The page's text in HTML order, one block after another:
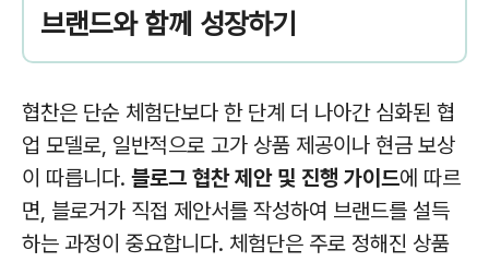
브랜드와 함께 성장하기
협찬은 단순 체험단보다 한 단계 더 나아간 심화된 협
업 모델로, 일반적으로 고가 상품 제공이나 현금 보상
이 따릅니다. 블로그 협찬 제안 및 진행 가이드에 따르
면, 블로거가 직접 제안서를 작성하여 브랜드를 설득
하는 과정이 중요합니다. 체험단은 주로 정해진 상품